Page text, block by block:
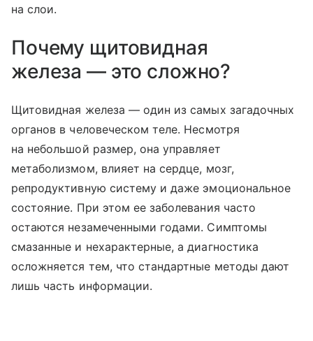
на слои.
Почему щитовидная
железа — это сложно?
Щитовидная железа — один из самых загадочных
органов в человеческом теле. Несмотря
на небольшой размер, она управляет
метаболизмом, влияет на сердце, мозг,
репродуктивную систему и даже эмоциональное
состояние. При этом ее заболевания часто
остаются незамеченными годами. Симптомы
смазанные и нехарактерные, а диагностика
осложняется тем, что стандартные методы дают
лишь часть информации.